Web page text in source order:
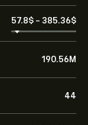
57.8‎$‎ - 385.36‎$‎
190.56M
44